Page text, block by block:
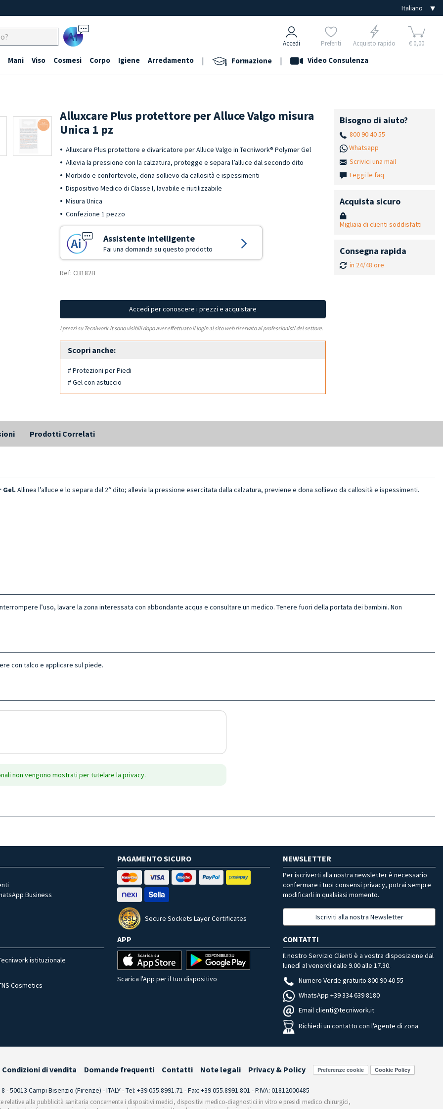
Ai Accedi Preferiti Acquisto rapido € 0,00
Mani Viso Cosmesi Corpo Igiene Arredamento | Formazione | Video Consulenza
Alluxcare Plus protettore per Alluce Valgo misura
Unica 1 pz
Alluxcare Plus protettore e divaricatore per Alluce Valgo in Tecniwork® Polymer Gel
Allevia la pressione con la calzatura, protegge e separa l’alluce dal secondo dito
Morbido e confortevole, dona sollievo da callosità e ispessimenti
Dispositivo Medico di Classe I, lavabile e riutilizzabile
Misura Unica
Confezione 1 pezzo
Assistente Intelligente
Fai una domanda su questo prodotto
Ref: CB182B
Accedi per conoscere i prezzi e acquistare
I prezzi su Tecniwork.it sono visibili dopo aver effettuato il login al sito web riservato ai professionisti del settore.
Scopri anche:
# Protezioni per Piedi
# Gel con astuccio
Bisogno di aiuto?
800 90 40 55
Whatsapp
Scrivici una mail
Leggi le faq
Acquista sicuro
Migliaia di clienti soddisfatti
Consegna rapida
in 24/48 ore
Prodotti Correlati
Gel. Allinea l’alluce e lo separa dal 2° dito; allevia la pressione esercitata dalla calzatura, previene e dona sollievo da callosità e ispessimenti.
l’uso, lavare la zona interessata con abbondante acqua e consultare un medico. Tenere fuori della portata dei bambini. Non
con talco e applicare sul piede.
non vengono mostrati per tutelare la privacy.
Business
PAGAMENTO SICURO
Secure Sockets Layer Certificates
NEWSLETTER
Per iscriverti alla nostra newsletter è necessario
confermare i tuoi consensi privacy, potrai sempre
modificarli in qualsiasi momento.
Iscriviti alla nostra Newsletter
istituzionale
Cosmetics
APP
Scarica l'App per il tuo dispositivo
CONTATTI
Il nostro Servizio Clienti è a vostra disposizione dal
lunedì al venerdì dalle 9.00 alle 17.30.
Numero Verde gratuito 800 90 40 55
WhatsApp +39 334 639 8180
Email clienti@tecniwork.it
Richiedi un contatto con l'Agente di zona
Condizioni di vendita Domande frequenti Contatti Note legali Privacy & Policy Preferenze cookie
- 50013 Campi Bisenzio (Firenze) - ITALY - Tel: +39 055.8991.71 - Fax: +39 055.8991.801 - P.IVA: 01812000485
relative alla pubblicità sanitaria concernente i dispositivi medici, dispositivi medico-diagnostici in vitro e presidi medico chirurgici,